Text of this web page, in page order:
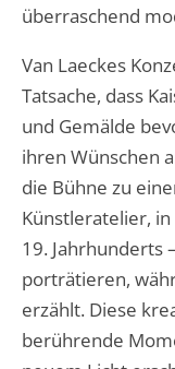
überraschend
Van Laeckes
Tatsache, dass
und Gemälde
ihren Wünschen
die Bühne zu
Künstleratelier, in
19. Jahrhunderts
porträtieren,
erzählt. Diese
berührende